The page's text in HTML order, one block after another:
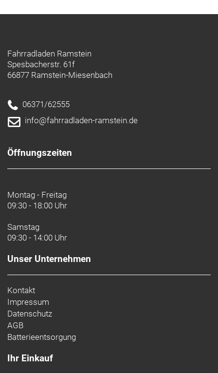
lassen sich zur Reinigung herausnehmen.
Reflektierende Elemente
Helms erhöhen die Sichtbarkeit bei ungünstigen
Lichtverhältnissen.
Fahrradladen Ramstein
Spesbacherstr. 61f
66877 Ramstein-Miesenbach
06371/62555
info@fahrradladen-ramstein.de
Öffnungszeiten
Montag - Freitag
09:30 - 18:00 Uhr
Samstag
09:30 - 14:00 Uhr
Unser Unternehmen
Kontakt
Impressum
Datenschutz
AGB
Batterieentsorgung
Ihr Einkauf